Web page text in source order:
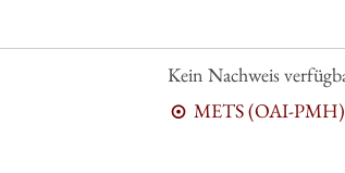
Kein Nachweis
METS (OAI-PMH)